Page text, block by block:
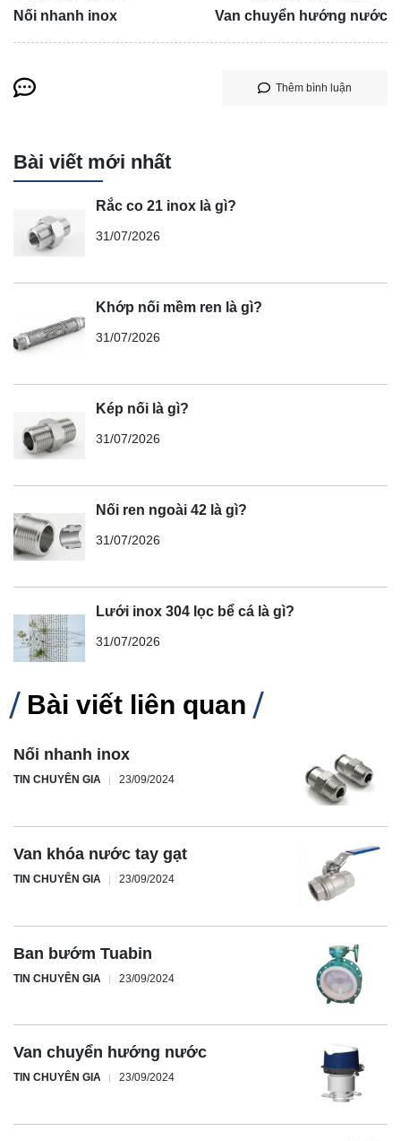
Nối nhanh inox Van chuyển hướng nước
Thêm bình luận
Bài viết mới nhất
Rắc co 21 inox là gì?
31/07/2026
Khớp nối mềm ren là gì?
31/07/2026
Kép nối là gì?
31/07/2026
Nối ren ngoài 42 là gì?
31/07/2026
Lưới inox 304 lọc bể cá là gì?
31/07/2026
Bài viết liên quan
Nối nhanh inox
TIN CHUYÊN GIA 23/09/2024
Van khóa nước tay gạt
TIN CHUYÊN GIA 23/09/2024
Ban bướm Tuabin
TIN CHUYÊN GIA 23/09/2024
Van chuyển hướng nước
TIN CHUYÊN GIA 23/09/2024